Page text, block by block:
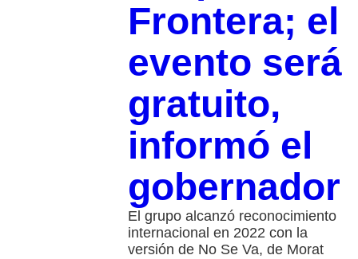
Frontera; el
evento será
gratuito,
informó el
gobernador
El grupo alcanzó reconocimiento
internacional en 2022 con la
versión de No Se Va, de Morat